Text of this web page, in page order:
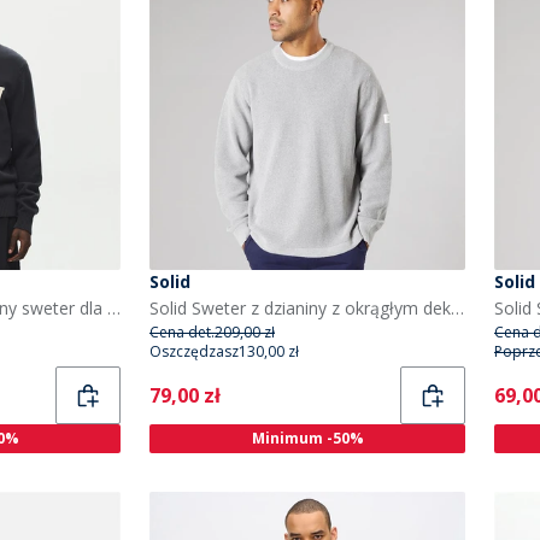
Wood Wood Tay dziergany sweter dla niego kolor Pirate Black
Solid
Solid Sweter z dzianiny z okrągłym dekoltem dla niego kolor Light Grey Melange
Cena det.209,00 zł
Oszczędzasz130,00 zł
Current
79,00 zł
Minimum -50%
Solid
Cena